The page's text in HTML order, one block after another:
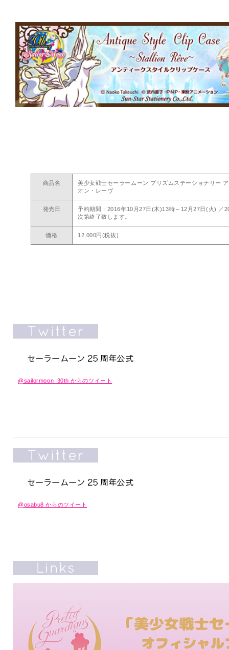
商品名
美少女戦士セーラームーン プリズムステーショナリー
オン・レーヴ
発売日
予約期間：2016年10月27日(木)13時～12月27日(火)
次第終了致します。
価格 12,000円(税抜)
@sailormoon_30th からのツイート
@osabu8 からのツイート